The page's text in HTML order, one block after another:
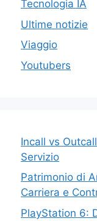
Tecnologia IA
Ultime notizie
Viaggio
Youtubers
Incall vs
Servizio
Patrimonio di
Carriera e
PlayStation 6: